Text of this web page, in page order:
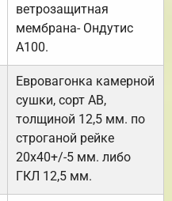
ветрозащитная
мембрана- Ондутис
А100.
Евровагонка камерной
сушки, сорт АВ,
толщиной 12,5 мм. по
строганой рейке
20х40+/-5 мм. либо
ГКЛ 12,5 мм.